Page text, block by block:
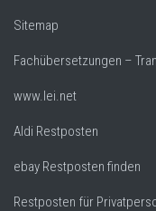
Sitemap
Fachübersetzungen –
www.lei.net
Aldi Restposten
ebay Restposten finden
Restposten für